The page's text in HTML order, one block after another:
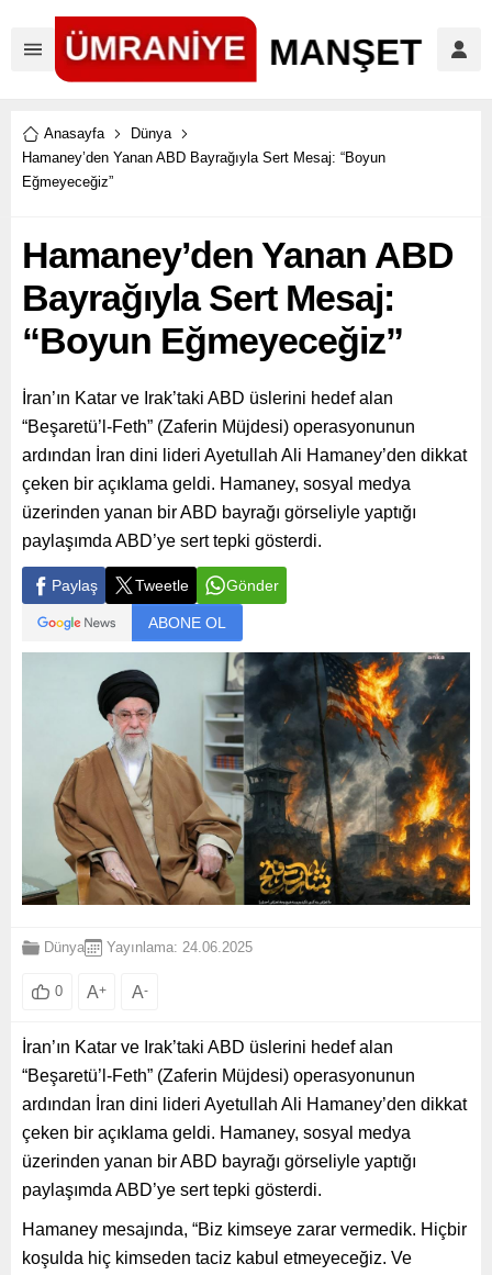
Anasayfa
Dünya
Hamaney’den Yanan ABD Bayrağıyla Sert Mesaj: “Boyun
Eğmeyeceğiz”
Hamaney’den Yanan ABD
Bayrağıyla Sert Mesaj:
“Boyun Eğmeyeceğiz”
İran’ın Katar ve Irak’taki ABD üslerini hedef alan
“Beşaretü’l-Feth” (Zaferin Müjdesi) operasyonunun
ardından İran dini lideri Ayetullah Ali Hamaney’den dikkat
çeken bir açıklama geldi. Hamaney, sosyal medya
üzerinden yanan bir ABD bayrağı görseliyle yaptığı
paylaşımda ABD’ye sert tepki gösterdi.
Paylaş Tweetle Gönder
ABONE OL
Dünya Yayınlama: 24.06.2025
0 A+ A-
İran’ın Katar ve Irak’taki ABD üslerini hedef alan
“Beşaretü’l-Feth” (Zaferin Müjdesi) operasyonunun
ardından İran dini lideri Ayetullah Ali Hamaney’den dikkat
çeken bir açıklama geldi. Hamaney, sosyal medya
üzerinden yanan bir ABD bayrağı görseliyle yaptığı
paylaşımda ABD’ye sert tepki gösterdi.
Hamaney mesajında, “Biz kimseye zarar vermedik. Hiçbir
koşulda hiç kimseden taciz kabul etmeyeceğiz. Ve